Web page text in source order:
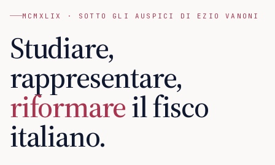
MCMXLIX · SOTTO GLI AUSPICI DI EZIO VANONI
Studiare,
rappresentare,
riformareil fisco
italiano.